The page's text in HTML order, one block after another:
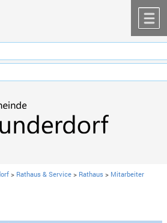
> Rathaus & Service > Rathaus > Mitarbeiter